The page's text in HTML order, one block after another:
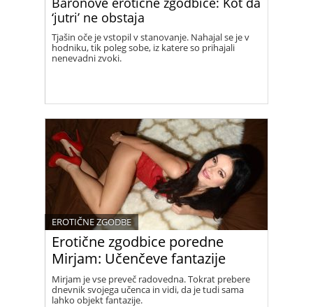
‘jutri’ ne obstaja
Tjašin oče je vstopil v stanovanje. Nahajal se je v
hodniku, tik poleg sobe, iz katere so prihajali
nenevadni zvoki.
Erotične zgodbice poredne
Mirjam: Učenčeve fantazije
EROTIČNE ZGODBE
Mirjam je vse preveč radovedna. Tokrat prebere
dnevnik svojega učenca in vidi, da je tudi sama
lahko objekt fantazije.